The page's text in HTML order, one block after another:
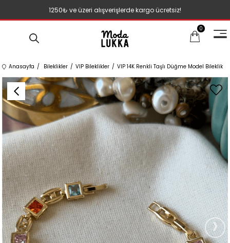
1250₺ ve üzeri alışverişlerde kargo ücretsiz!
0
Anasayfa Bileklikler VIP Bileklikler VIP 14K Renkli Taşlı Düğme Model Bileklik
›